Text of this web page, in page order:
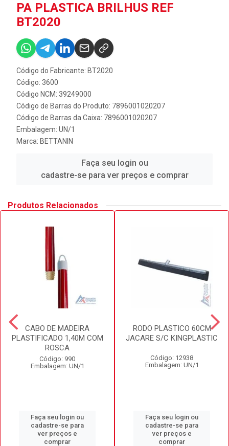
PA PLASTICA BRILHUS REF
BT2020
Código do Fabricante: BT2020
Código: 3600
Código NCM: 39249000
Código de Barras do Produto: 7896001020207
Código de Barras da Caixa: 7896001020207
Embalagem: UN/1
Marca: BETTANIN
Faça seu login ou
cadastre-se para ver preços e comprar
Produtos Relacionados
CABO DE MADEIRA
PLASTIFICADO 1,40M COM
ROSCA
Código: 990
Embalagem: UN/1
Faça seu login ou
cadastre-se para
ver preços e
comprar
RODO PLASTICO 60CM
JACARE S/C KINGPLASTIC
Código: 12938
Embalagem: UN/1
Faça seu login ou
cadastre-se para
ver preços e
comprar